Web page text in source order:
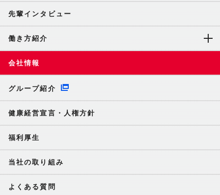
先輩インタビュー
働き方紹介
会社情報
グループ紹介
健康経営宣言・人権方針
福利厚生
当社の取り組み
よくある質問